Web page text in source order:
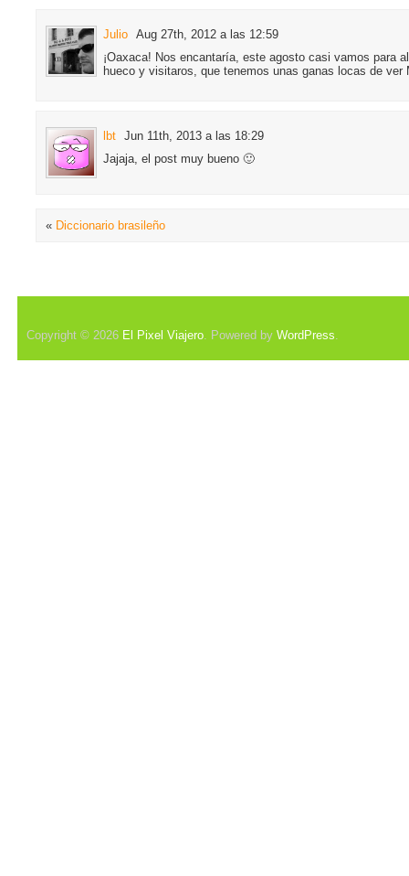
Julio Aug 27th, 2012 a las 12:59
¡Oaxaca! Nos encantaría, este agosto casi vamos para
hueco y visitaros, que tenemos unas ganas locas de ver
lbt Jun 11th, 2013 a las 18:29
Jajaja, el post muy bueno 🙂
« Diccionario brasileño
Copyright © 2026 El Pixel Viajero. Powered by WordPress.